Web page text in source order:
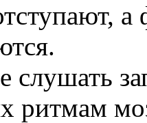
слушать
ритмам